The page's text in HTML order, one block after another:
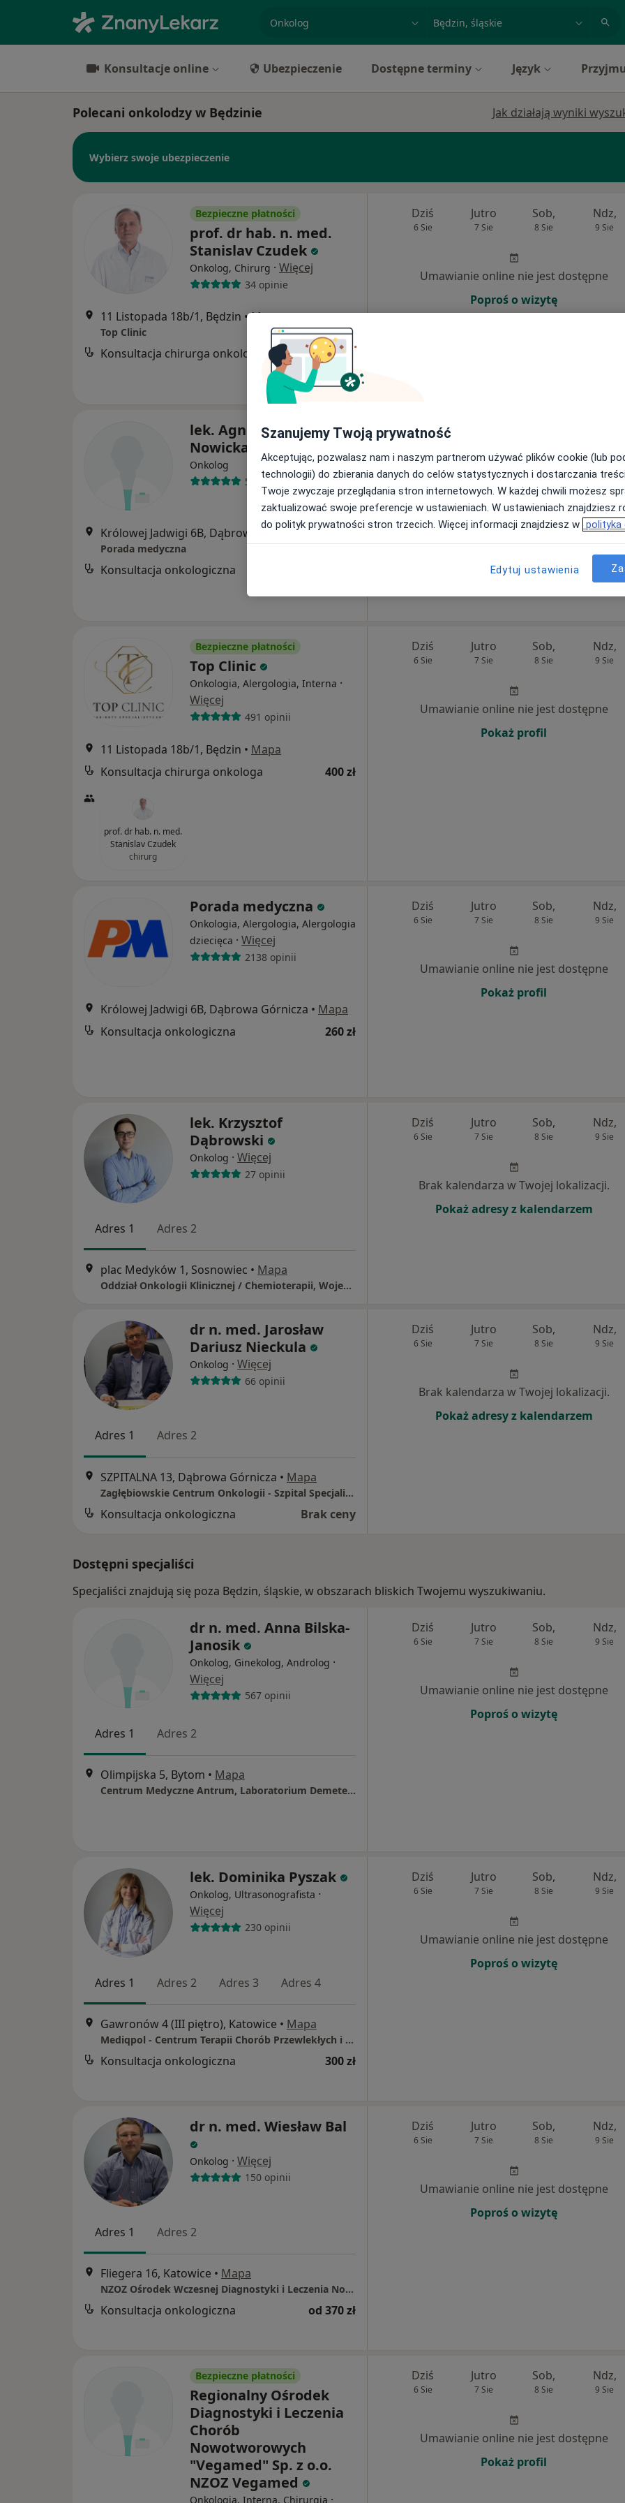
miasto lub dzielnica
Konsultacje online Ubezpieczenie Dostępne terminy Język
Polecani onkolodzy w Będzinie Jak działają wyniki
Wybierz swoje ubezpieczenie
Bezpieczne płatności
prof. dr hab. n. med.
Stanislav Czudek
Onkolog, Chirurg · Więcej
34 opinie
11 Listopada 18b/1, Będzin •Mapa
Top Clinic
Konsultacja chirurga onkologa 400 zł
Dziś
6 Sie
Jutro
7 Sie
Sob,
8 Sie
Ndz,
9 Sie
Umawianie online nie jest dostępne
Poproś o wizytę
lek. Agnieszka Boratyn -
Nowicka
Onkolog
51 opinii
Królowej Jadwigi 6B, Dąbrowa Górnicza •Mapa
Porada medyczna
Konsultacja onkologiczna
Dziś
Umawianie online nie jest dostępne
Poproś o wizytę
Bezpieczne płatności
Top Clinic
Onkologia, Alergologia, Interna ·
Więcej
491 opinii
11 Listopada 18b/1, Będzin • Mapa
Konsultacja chirurga onkologa
400 zł
prof. dr hab. n. med.
Stanislav Czudek
chirurg
Dziś
6 Sie
Jutro
7 Sie
Sob,
8 Sie
Ndz,
9 Sie
Umawianie online nie jest dostępne
Pokaż profil
Porada medyczna
Onkologia, Alergologia, Alergologia
dziecięca · Więcej
2138 opinii
Królowej Jadwigi 6B, Dąbrowa Górnicza • Mapa
Konsultacja onkologiczna
260 zł
Dziś
6 Sie
Jutro
7 Sie
Sob,
8 Sie
Ndz,
9 Sie
Umawianie online nie jest dostępne
Pokaż profil
lek. Krzysztof
Dąbrowski
Onkolog · Więcej
27 opinii
Adres 1 Adres 2
plac Medyków 1, Sosnowiec • Mapa
Oddział Onkologii Klinicznej / Chemioterapii, Wojewódzki Szpital Specjalistyczny nr 5 im. Św. Barbary
Dziś
6 Sie
Jutro
7 Sie
Sob,
8 Sie
Ndz,
9 Sie
Brak kalendarza w Twojej lokalizacji.
Pokaż adresy z kalendarzem
dr n. med. Jarosław
Dariusz Nieckula
Onkolog · Więcej
66 opinii
Adres 1 Adres 2
SZPITALNA 13, Dąbrowa Górnicza • Mapa
Zagłębiowskie Centrum Onkologii - Szpital Specjalistyczny im. Sz. Starkiewicza w Dąbrowie Górniczej
Konsultacja onkologiczna Brak ceny
Dziś
6 Sie
Jutro
7 Sie
Sob,
8 Sie
Ndz,
9 Sie
Brak kalendarza w Twojej lokalizacji.
Pokaż adresy z kalendarzem
Dostępni specjaliści
Specjaliści znajdują się poza Będzin, śląskie, w obszarach bliskich Twojemu wyszukiwaniu.
dr n. med. Anna Bilska-
Janosik
Onkolog, Ginekolog, Androlog ·
Więcej
567 opinii
Adres 1 Adres 2
Olimpijska 5, Bytom • Mapa
Centrum Medyczne Antrum, Laboratorium Demeter Stanisław Horák
Dziś
6 Sie
Jutro
7 Sie
Sob,
8 Sie
Ndz,
9 Sie
Umawianie online nie jest dostępne
Poproś o wizytę
lek. Dominika Pyszak
Onkolog, Ultrasonografista ·
Więcej
230 opinii
Adres 1 Adres 2 Adres 3 Adres 4
Gawronów 4 (III piętro), Katowice • Mapa
Mediqpol - Centrum Terapii Chorób Przewlekłych i Chirurgii Wielospecjalistycznej
Konsultacja onkologiczna 300 zł
Dziś
6 Sie
Jutro
7 Sie
Sob,
8 Sie
Ndz,
9 Sie
Umawianie online nie jest dostępne
Poproś o wizytę
dr n. med. Wiesław Bal
Onkolog · Więcej
150 opinii
Adres 1 Adres 2
Fliegera 16, Katowice • Mapa
NZOZ Ośrodek Wczesnej Diagnostyki i Leczenia Nowotworów
Konsultacja onkologiczna od 370 zł
Dziś
6 Sie
Jutro
7 Sie
Sob,
8 Sie
Ndz,
9 Sie
Umawianie online nie jest dostępne
Poproś o wizytę
Bezpieczne płatności
Regionalny Ośrodek
Diagnostyki i Leczenia
Chorób
Nowotworowych
"Vegamed" Sp. z o.o.
NZOZ Vegamed
Onkologia, Interna, Chirurgia ·
Dziś
6 Sie
Jutro
7 Sie
Sob,
8 Sie
Ndz,
9 Sie
Umawianie online nie jest dostępne
Pokaż profil
Szanujemy Twoją prywatność
Akceptując, pozwalasz nam i naszym partnerom używać plików cookie (lub
technologii) do zbierania danych do celów statystycznych i dostarczania
Twoje zwyczaje przeglądania stron internetowych. W każdej chwili możesz
zaktualizować swoje preferencje w ustawieniach. W ustawieniach znajdziesz
do polityk prywatności stron trzecich. Więcej informacji znajdziesz w polityka
Edytuj ustawienia